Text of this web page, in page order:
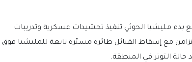
مليشيا الحوثي تنفيذ تحشيدات عسكرية وتدريبات
مع إسقاط القبائل طائرة مسيّرة تابعة للمليشيا فوق
التوتر في المنطقة.